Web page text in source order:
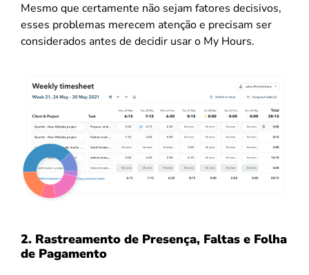
Mesmo que certamente não sejam fatores decisivos,
esses problemas merecem atenção e precisam ser
considerados antes de decidir usar o My Hours.
2. Rastreamento de Presença, Faltas e Folha
de Pagamento